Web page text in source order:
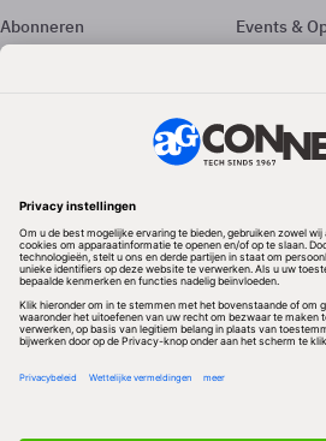
Abonneren
Adverteren
Events &
Volg ons
Redactionele partner
Algemene Voorwaarden & Copyrights